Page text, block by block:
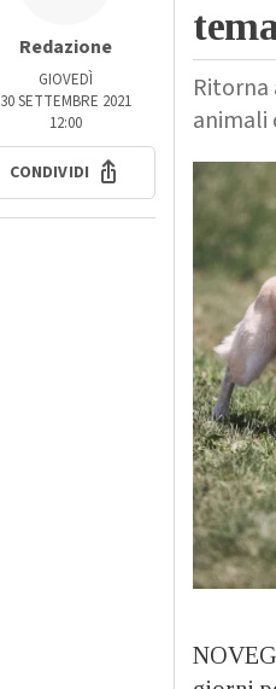
Redazione
GIOVEDÌ
30 SETTEMBRE 2021
12:00
CONDIVIDI
Ritorna
animali